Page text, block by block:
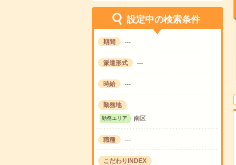
設定中の検索条件
期間 ---
派遣形式 ---
時給 ---
勤務地
勤務エリア 南区
職種 ---
こだわりINDEX